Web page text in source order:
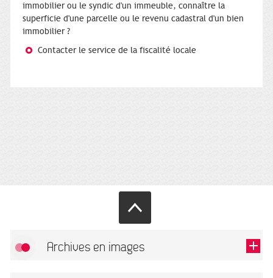
immobilier ou le syndic d'un immeuble, connaître la
superficie d'une parcelle ou le revenu cadastral d'un bien
immobilier ?
Contacter le service de la fiscalité locale
Archives en images